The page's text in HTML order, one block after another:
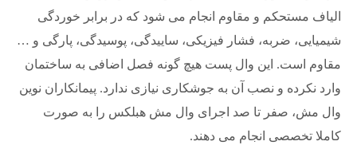
الیاف مستحکم و مقاوم انجام می شود که در برابر خوردگی
شیمیایی، ضربه، فشار فیزیکی، ساییدگی، پوسیدگی، پارگی و …
مقاوم است. این وال پست هیچ گونه فصل اضافی به ساختمان
وارد نکرده و نصب آن به جوشکاری نیازی ندارد. پیمانکاران نوین
وال مش، صفر تا صد اجرای وال مش هبلکس را به صورت
کاملا تخصصی انجام می دهند.